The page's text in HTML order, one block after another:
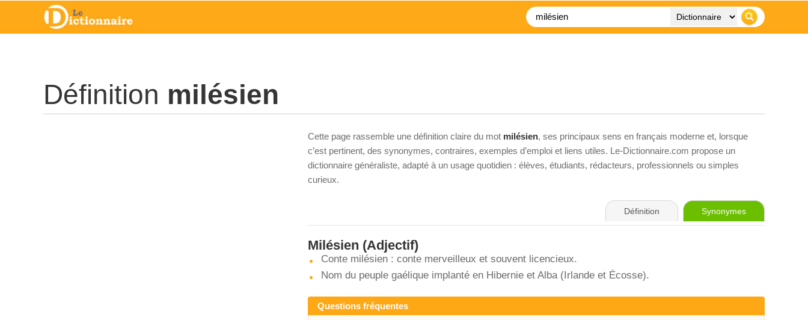
Définition milésien
Cette page rassemble une définition claire du mot milésien, ses principaux sens en français moderne et, lorsque
c’est pertinent, des synonymes, contraires, exemples d’emploi et liens utiles. Le-Dictionnaire.com propose un
dictionnaire généraliste, adapté à un usage quotidien : élèves, étudiants, rédacteurs, professionnels ou simples
curieux.
Définition Synonymes
Milésien (Adjectif)
Conte milésien : conte merveilleux et souvent licencieux.
Nom du peuple gaélique implanté en Hibernie et Alba (Irlande et Écosse).
Questions fréquentes